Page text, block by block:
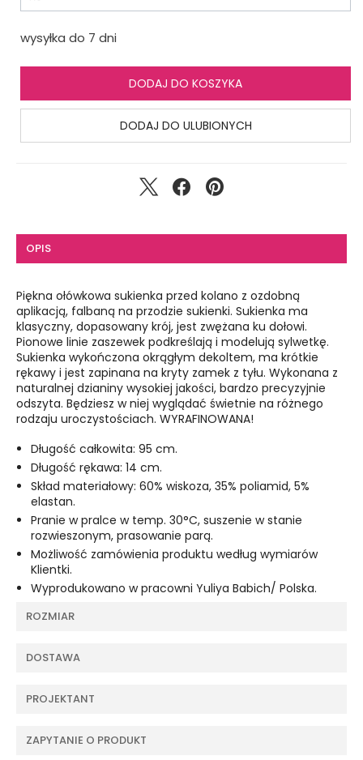
wysyłka do 7 dni
DODAJ DO KOSZYKA
DODAJ DO ULUBIONYCH
OPIS
Piękna ołówkowa sukienka przed kolano z ozdobną
aplikacją, falbaną na przodzie sukienki. Sukienka ma
klasyczny, dopasowany krój, jest zwężana ku dołowi.
Pionowe linie zaszewek podkreślają i modelują sylwetkę.
Sukienka wykończona okrągłym dekoltem, ma krótkie
rękawy i jest zapinana na kryty zamek z tyłu. Wykonana z
naturalnej dzianiny wysokiej jakości, bardzo precyzyjnie
odszyta. Będziesz w niej wyglądać świetnie na różnego
rodzaju uroczystościach. WYRAFINOWANA!
Długość całkowita: 95 cm.
Długość rękawa: 14 cm.
Skład materiałowy: 60% wiskoza, 35% poliamid, 5%
elastan.
Pranie w pralce w temp. 30°C, suszenie w stanie
rozwieszonym, prasowanie parą.
Możliwość zamówienia produktu według wymiarów
Klientki.
Wyprodukowano w pracowni Yuliya Babich/ Polska.
ROZMIAR
DOSTAWA
PROJEKTANT
ZAPYTANIE O PRODUKT